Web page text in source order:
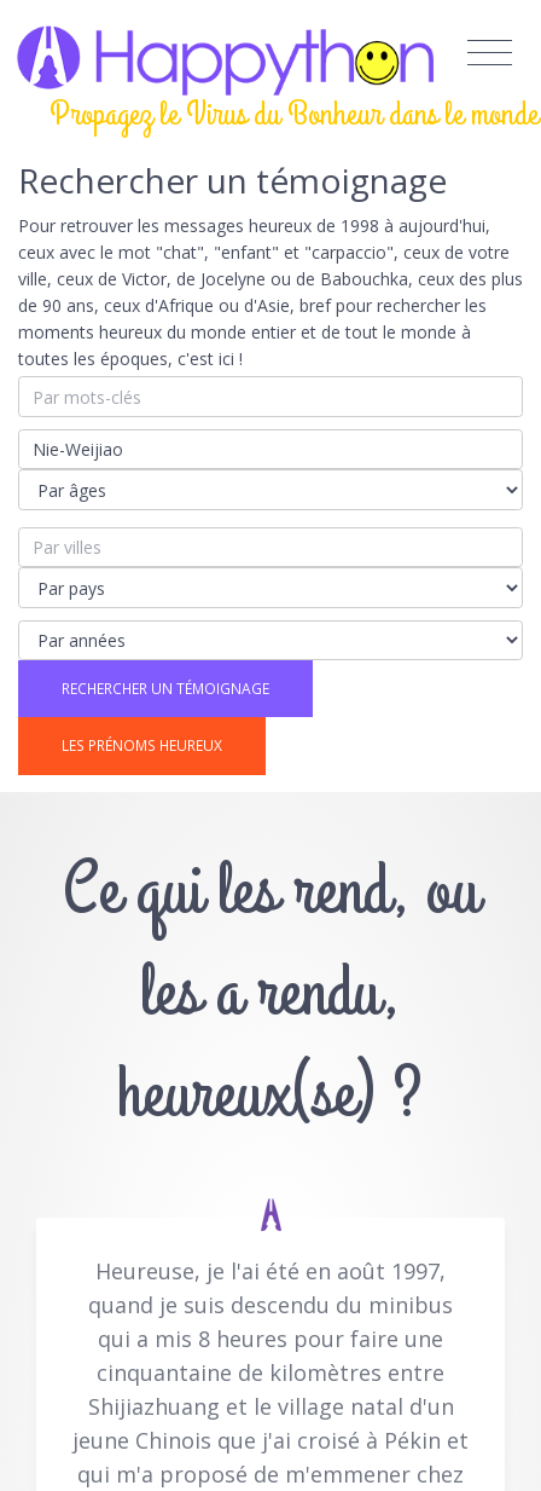
Propagez le Virus du Bonheur dans le monde
Rechercher un témoignage
Pour retrouver les messages heureux de 1998 à aujourd'hui,
ceux avec le mot "chat", "enfant" et "carpaccio", ceux de votre
ville, ceux de Victor, de Jocelyne ou de Babouchka, ceux des plus
de 90 ans, ceux d'Afrique ou d'Asie, bref pour rechercher les
moments heureux du monde entier et de tout le monde à
toutes les époques, c'est ici !
LES PRÉNOMS HEUREUX
Ce qui les rend, ou
les a rendu,
heureux(se) ?
Heureuse, je l'ai été en août 1997,
quand je suis descendu du minibus
qui a mis 8 heures pour faire une
cinquantaine de kilomètres entre
Shijiazhuang et le village natal d'un
jeune Chinois que j'ai croisé à Pékin et
qui m'a proposé de m'emmener chez